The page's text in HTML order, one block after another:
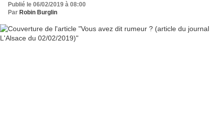
Publié le 06/02/2019 à 08:00
Par Robin Burglin